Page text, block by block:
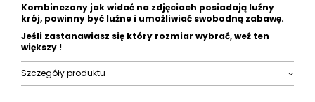
Kombinezony jak widać na zdjęciach posiadają luźny
krój, powinny być luźne i umożliwiać swobodną zabawę.
Jeśli zastanawiasz się który rozmiar wybrać, weź ten
większy !
Szczegóły produktu